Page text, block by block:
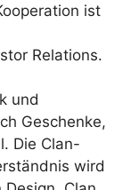
ist
Relations.
und
Geschenke,
Die Clan-
wird